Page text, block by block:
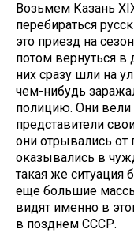
Возьмем Казань
перебираться
это приезд на
потом вернуться
них сразу шли на
чем-нибудь
полицию. Они вели
представители
они отрывались от
оказывались в
такая же ситуация
еще большие
видят именно в
в позднем СССР.